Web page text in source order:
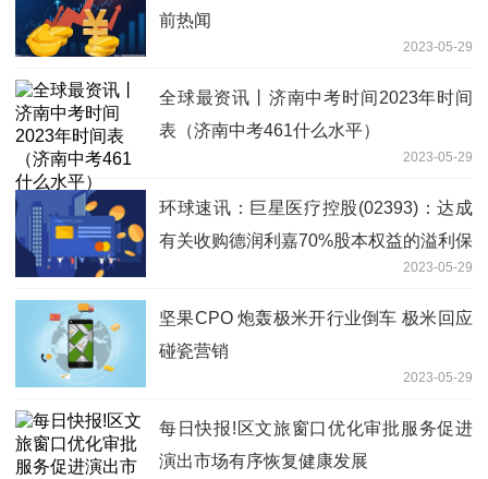
前热闻
2023-05-29
全球最资讯丨济南中考时间2023年时间
表（济南中考461什么水平）
2023-05-29
环球速讯：巨星医疗控股(02393)：达成
有关收购德润利嘉70%股本权益的溢利保
2023-05-29
坚果CPO 炮轰极米开行业倒车 极米回应
碰瓷营销
2023-05-29
每日快报!区文旅窗口优化审批服务促进
演出市场有序恢复健康发展